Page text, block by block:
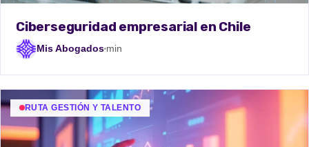
Ciberseguridad empresarial en Chile
Mis Abogados min
RUTA GESTIÓN Y TALENTO